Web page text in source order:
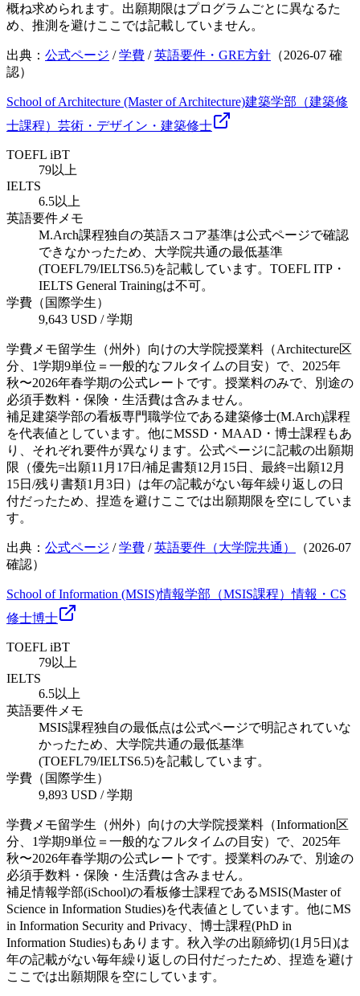
概ね求められます。出願期限はプログラムごとに異なるた
め、推測を避けここでは記載していません。
出典： 公式ページ /学費 /英語要件・GRE方針 （2026-07 確
認）
School of Architecture (Master of Architecture)建築学部（建築修
士課程） 芸術・デザイン・建築修士
TOEFL iBT
79以上
IELTS
6.5以上
英語要件メモ
M.Arch課程独自の英語スコア基準は公式ページで確認
できなかったため、大学院共通の最低基準
(TOEFL79/IELTS6.5)を記載しています。TOEFL ITP・
IELTS General Trainingは不可。
学費（国際学生）
9,643 USD / 学期
学費メモ留学生（州外）向けの大学院授業料（Architecture区
分、1学期9単位＝一般的なフルタイムの目安）で、2025年
秋〜2026年春学期の公式レートです。授業料のみで、別途の
必須手数料・保険・生活費は含みません。
補足建築学部の看板専門職学位である建築修士(M.Arch)課程
を代表値としています。他にMSSD・MAAD・博士課程もあ
り、それぞれ要件が異なります。公式ページに記載の出願期
限（優先=出願11月17日/補足書類12月15日、最終=出願12月
15日/残り書類1月3日）は年の記載がない毎年繰り返しの日
付だったため、捏造を避けここでは出願期限を空にしていま
す。
出典： 公式ページ /学費 /英語要件（大学院共通） （2026-07
確認）
School of Information (MSIS)情報学部（MSIS課程）情報・CS
修士博士
TOEFL iBT
79以上
IELTS
6.5以上
英語要件メモ
MSIS課程独自の最低点は公式ページで明記されていな
かったため、大学院共通の最低基準
(TOEFL79/IELTS6.5)を記載しています。
学費（国際学生）
9,893 USD / 学期
学費メモ留学生（州外）向けの大学院授業料（Information区
分、1学期9単位＝一般的なフルタイムの目安）で、2025年
秋〜2026年春学期の公式レートです。授業料のみで、別途の
必須手数料・保険・生活費は含みません。
補足情報学部(iSchool)の看板修士課程であるMSIS(Master of
Science in Information Studies)を代表値としています。他にMS
in Information Security and Privacy、博士課程(PhD in
Information Studies)もあります。秋入学の出願締切(1月5日)は
年の記載がない毎年繰り返しの日付だったため、捏造を避け
ここでは出願期限を空にしています。